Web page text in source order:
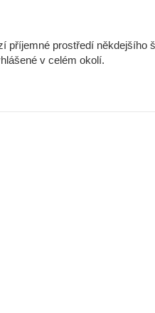
prostředí někdejšího
v celém okolí.